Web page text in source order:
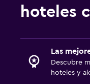
hoteles
Las
Descubre
hoteles y